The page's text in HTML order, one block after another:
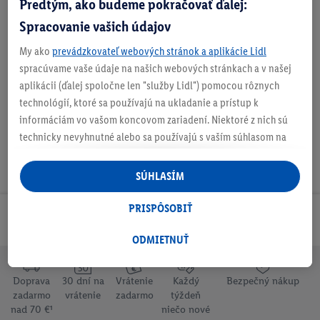
Zistite svoju veľkosť
O produkte
Doprava
zadarmo
nad 70 €¹
30 dní na
vrátenie
Vrátenie
zadarmo
Každý
týždeň
niečo nové
Bezpečný nákup
Predtým, ako budeme pokračovať ďalej:
Spracovanie vašich údajov
My ako prevádzkovateľ webových stránok a aplikácie Lidl
spracúvame vaše údaje na našich webových stránkach a v našej
aplikácii (ďalej spoločne len "služby Lidl") pomocou rôznych
technológií, ktoré sa používajú na ukladanie a prístup k
informáciám vo vašom koncovom zariadení. Niektoré z nich sú
technicky nevyhnutné alebo sa používajú s vaším súhlasom na
personalizovanú reklamu v rámci služieb Lidl aj mimo nich. Ak
ste účastníkom programu Lidl Plus, na tieto účely sa spracúvajú
aj údaje z vášho nákupného správania v obchode.
následne si vytvoríte účet Lidl Plus alebo sa prihlásite do svojho
tiež vytvoriť špeciálny online identifikátor z e-mailovej adresy,
ktorú tam uvediete, aby sme vás mohli rozpoznať v službách
prevádzkovaných tretími stranami a zobrazovať vám
ODMIETNUŤ
PRISPÔSOBIŤ
SÚHLASÍM